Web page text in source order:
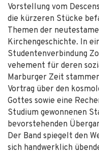
Vorstellung vom
die kürzeren Stücke
Themen der
Kirchengeschichte. In
Studentenverbindung
vehement für deren
Marburger Zeit
Vortrag über den
Gottes sowie eine
Studium gewonnenen
bevorstehenden
Der Band spiegelt den
sich handwerklich